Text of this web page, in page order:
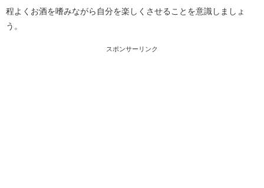
程よくお酒を嗜みながら自分を楽しくさせることを意識しましょ
う。
スポンサーリンク